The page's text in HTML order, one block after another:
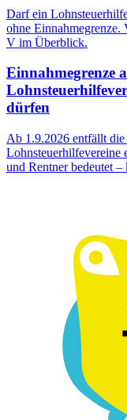
Darf ein
ohne Einnahmegrenze.
V im Überblick.
Einnahmegrenze
dürfen
Ab 1.9.2026 entfällt
Lohnsteuerhilfevereine
und Rentner bedeutet –